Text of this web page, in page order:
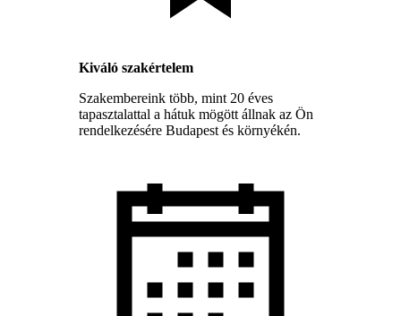
Kiváló szakértelem
Szakembereink több, mint 20 éves
tapasztalattal a hátuk mögött állnak az Ön
rendelkezésére Budapest és környékén.